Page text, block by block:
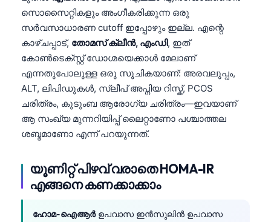
സൊസൈറ്റികളും അംഗീകരിക്കുന്ന ഒരു
സർവസാധാരണ cutoff ഇപ്പോഴും ഇല്ല. എന്റെ
കാഴ്ചപ്പാട്, തോമസ് ക്ലീൻ, എംഡി, ഇത്
കോൺടെക്സ്റ്റ് ഡോഗ്മയെക്കാൾ മേലാണ്
എന്നതുപോലുള്ള ഒരു സൂചികയാണ്: അരവലുപ്പം,
ALT, ലിപിഡുകൾ, സ്ലീപ് അപ്നിയ റിസ്ക്, PCOS
ചരിത്രം, കുടുംബ ആരോഗ്യ ചരിത്രം—ഇവയാണ്
ആ സംഖ്യ മുന്നറിയിപ്പ് ലൈറ്റാണോ പശ്ചാത്തല
ശബ്ദമാണോ എന്ന് പറയുന്നത്.
യൂണിറ്റ് പിഴവ് വരാതെ HOMA-IR
എങ്ങനെ കണക്കാക്കാം
ഹോമ-ഐആർഉപവാസ ഇൻസുലിൻ ഉപവാസ